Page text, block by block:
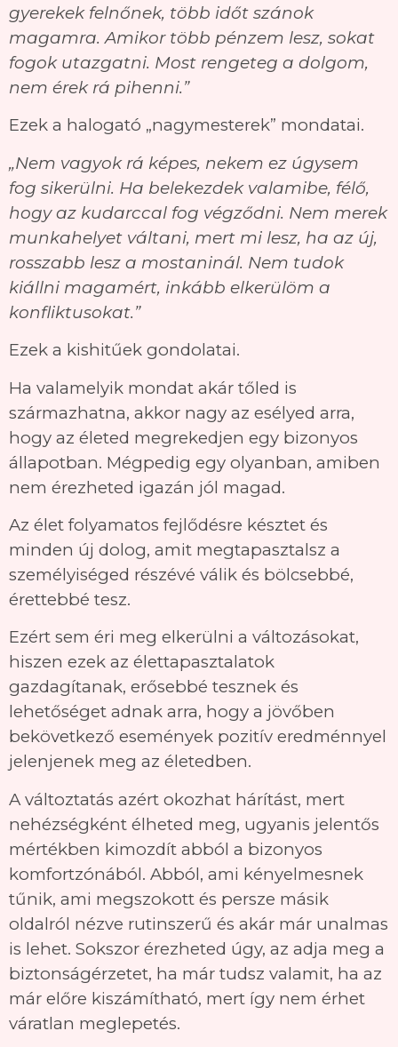
gyerekek felnőnek, több időt szánok
magamra. Amikor több pénzem lesz, sokat
fogok utazgatni. Most rengeteg a dolgom,
nem érek rá pihenni.”
Ezek a halogató „nagymesterek” mondatai.
„Nem vagyok rá képes, nekem ez úgysem
fog sikerülni. Ha belekezdek valamibe, félő,
hogy az kudarccal fog végződni. Nem merek
munkahelyet váltani, mert mi lesz, ha az új,
rosszabb lesz a mostaninál. Nem tudok
kiállni magamért, inkább elkerülöm a
konfliktusokat.”
Ezek a kishitűek gondolatai.
Ha valamelyik mondat akár tőled is
származhatna, akkor nagy az esélyed arra,
hogy az életed megrekedjen egy bizonyos
állapotban. Mégpedig egy olyanban, amiben
nem érezheted igazán jól magad.
Az élet folyamatos fejlődésre késztet és
minden új dolog, amit megtapasztalsz a
személyiséged részévé válik és bölcsebbé,
érettebbé tesz.
Ezért sem éri meg elkerülni a változásokat,
hiszen ezek az élettapasztalatok
gazdagítanak, erősebbé tesznek és
lehetőséget adnak arra, hogy a jövőben
bekövetkező események pozitív eredménnyel
jelenjenek meg az életedben.
A változtatás azért okozhat hárítást, mert
nehézségként élheted meg, ugyanis jelentős
mértékben kimozdít abból a bizonyos
komfortzónából. Abból, ami kényelmesnek
tűnik, ami megszokott és persze másik
oldalról nézve rutinszerű és akár már unalmas
is lehet. Sokszor érezheted úgy, az adja meg a
biztonságérzetet, ha már tudsz valamit, ha az
már előre kiszámítható, mert így nem érhet
váratlan meglepetés.